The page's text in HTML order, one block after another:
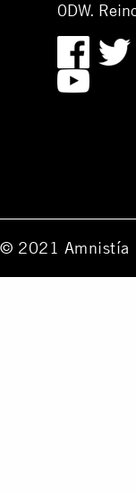
0DW.
© 2021 Amnistía